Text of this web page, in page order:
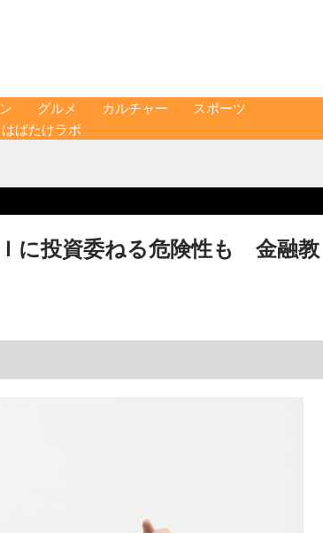
グルメ カルチャー
スポーツ
はばたけラボ
に投資委ねる危険性も 金融教